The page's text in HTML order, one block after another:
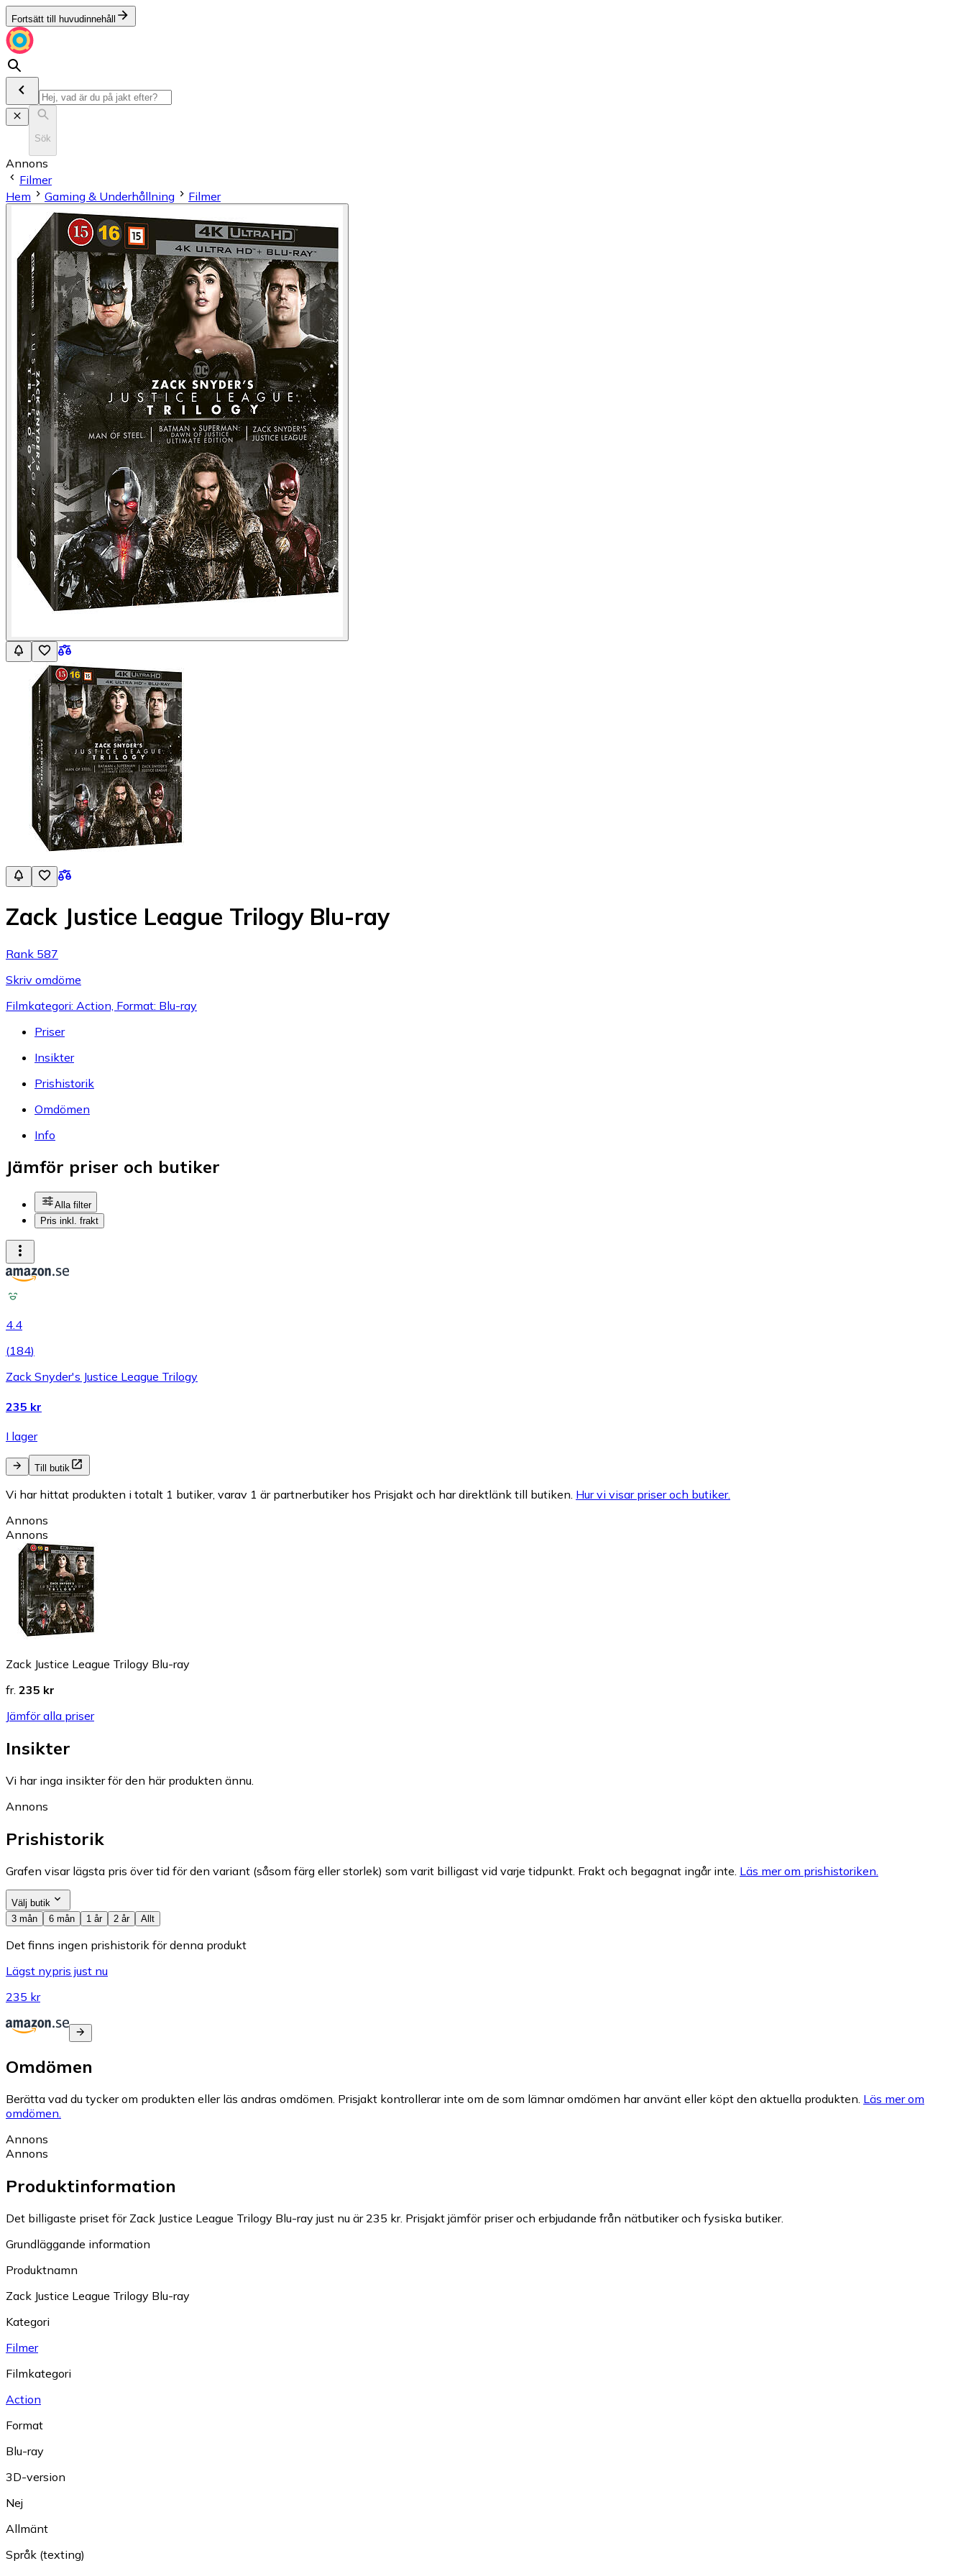
Fortsätt till huvudinnehåll
Sök
Annons
Filmer
Hem
Gaming & Underhållning Filmer
Zack Justice League Trilogy Blu-ray
Rank 587
Skriv omdöme
Filmkategori: Action, Format: Blu-ray
Priser
Insikter
Prishistorik
Omdömen
Info
Jämför priser och butiker
Alla filter
Pris inkl. frakt
4.4
(184)
Zack Snyder's Justice League Trilogy
235 kr
I lager
Till butik
Vi har hittat produkten i totalt 1 butiker, varav 1 är partnerbutiker hos Prisjakt och har direktlänk till butiken. Hur vi visar priser och butiker.
Annons
Annons
Zack Justice League Trilogy Blu-ray
fr. 235 kr
Jämför alla priser
Insikter
Vi har inga insikter för den här produkten ännu.
Annons
Prishistorik
Grafen visar lägsta pris över tid för den variant (såsom färg eller storlek) som varit billigast vid varje tidpunkt. Frakt och begagnat ingår inte. Läs mer om prishistoriken.
Välj butik
3 mån
6 mån 1 år 2 år Allt
Det finns ingen prishistorik för denna produkt
Lägst nypris just nu
235 kr
Omdömen
Berätta vad du tycker om produkten eller läs andras omdömen. Prisjakt kontrollerar inte om de som lämnar omdömen har använt eller köpt den aktuella produkten. Läs mer om
omdömen.
Annons
Annons
Produktinformation
Det billigaste priset för Zack Justice League Trilogy Blu-ray just nu är 235 kr. Prisjakt jämför priser och erbjudande från nätbutiker och fysiska butiker.
Grundläggande information
Produktnamn
Zack Justice League Trilogy Blu-ray
Kategori
Filmer
Filmkategori
Action
Format
Blu-ray
3D-version
Nej
Allmänt
Språk (texting)